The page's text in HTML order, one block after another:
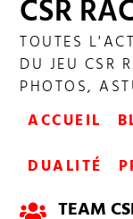
CSR
TOUTES
DU JEU CSR
PHOTOS,
ACCUEIL
DUALITÉ
TEAM